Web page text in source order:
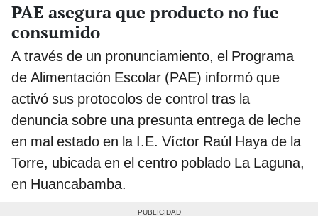
PAE asegura que producto no fue
consumido
A través de un pronunciamiento, el Programa
de Alimentación Escolar (PAE) informó que
activó sus protocolos de control tras la
denuncia sobre una presunta entrega de leche
en mal estado en la I.E. Víctor Raúl Haya de la
Torre, ubicada en el centro poblado La Laguna,
en Huancabamba.